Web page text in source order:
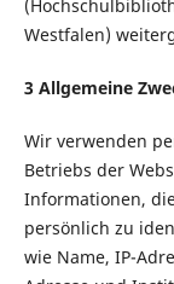
Westfalen)
3 Allgemeine
Wir verwenden
Betriebs der
Informationen,
persönlich zu
wie Name, IP-